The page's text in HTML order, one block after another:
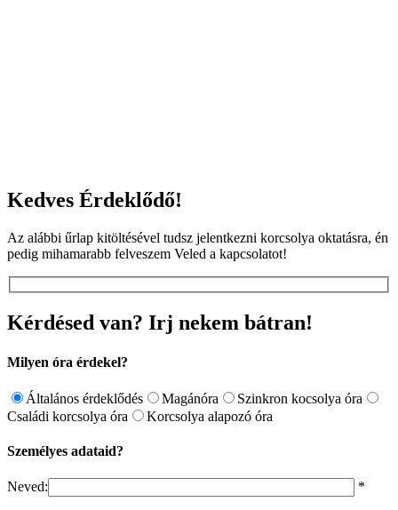
Kedves Érdeklődő!
Az alábbi űrlap kitöltésével tudsz jelentkezni korcsolya oktatásra, én
pedig mihamarabb felveszem Veled a kapcsolatot!
Kérdésed van? Irj nekem bátran!
Milyen óra érdekel?
Általános érdeklődés Magánóra
Szinkron kocsolya óra
Családi korcsolya óra
Korcsolya alapozó óra
Személyes adataid?
Neved: *